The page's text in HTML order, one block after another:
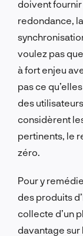
doivent fournir
redondance,
voulez pas
à fort enjeu
pas ce
des
considèrent
pertinents, le
zéro.
Pour y
des produits
collecte d’un
davantage